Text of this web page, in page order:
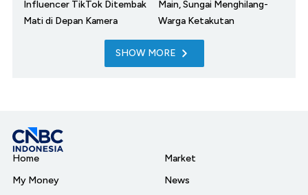
Influencer TikTok Ditembak
Mati di Depan Kamera
Main, Sungai Menghilang-
Warga Ketakutan
SHOW MORE
Home
My Money
Market
News